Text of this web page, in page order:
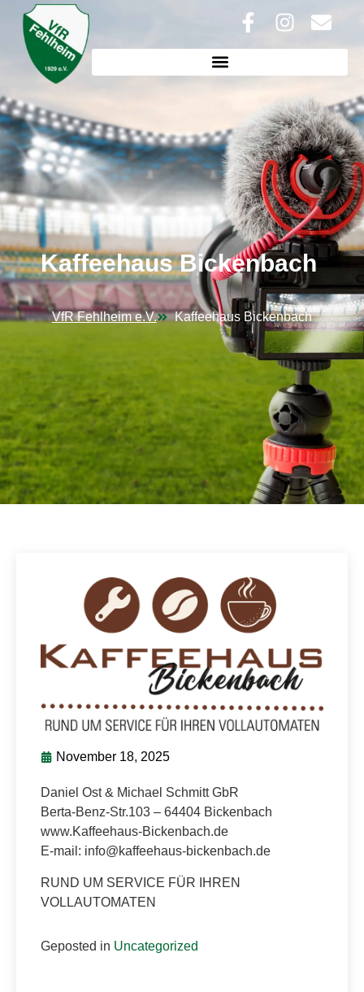
Kaffeehaus Bickenbach
VfR Fehlheim e.V. Kaffeehaus Bickenbach
November 18, 2025
Daniel Ost & Michael Schmitt GbR
Berta-Benz-Str.103 – 64404 Bickenbach
www.Kaffeehaus-Bickenbach.de
E-mail: info@kaffeehaus-bickenbach.de
RUND UM SERVICE FÜR IHREN
VOLLAUTOMATEN
Geposted in Uncategorized